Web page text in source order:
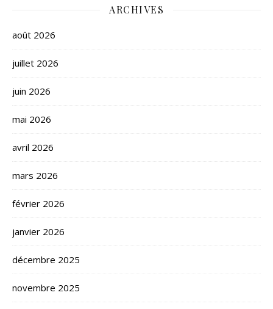
ARCHIVES
août 2026
juillet 2026
juin 2026
mai 2026
avril 2026
mars 2026
février 2026
janvier 2026
décembre 2025
novembre 2025